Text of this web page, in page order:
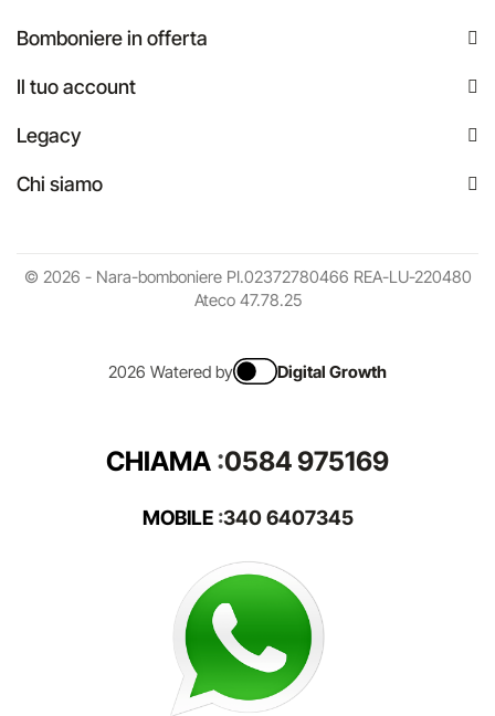
Bomboniere in offerta
Il tuo account
Legacy
Chi siamo
© 2026 - Nara-bomboniere PI.02372780466 REA-LU-220480
Ateco 47.78.25
2026 Watered by Digital Growth
CHIAMA :0584 975169
MOBILE:340 6407345